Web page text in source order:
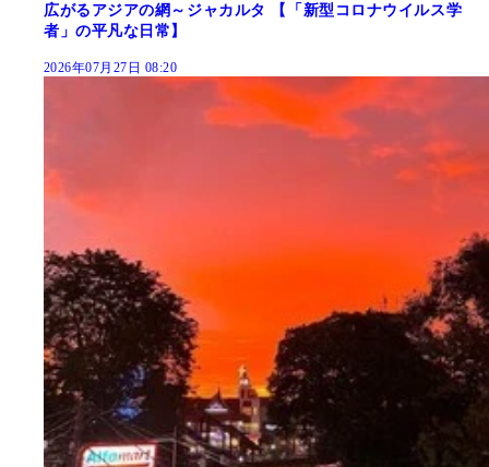
広がるアジアの網～ジャカルタ 【「新型コロナウイルス学
者」の平凡な日常】
2026年07月27日 08:20